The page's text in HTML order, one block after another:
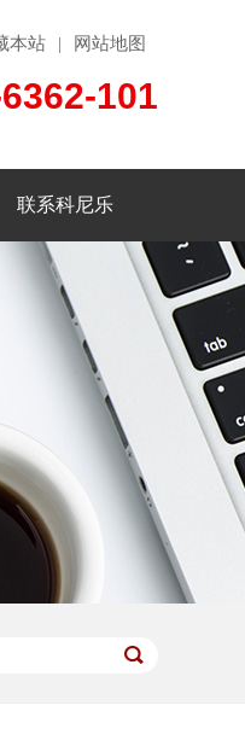
本站 网站地图
101
联系科尼乐